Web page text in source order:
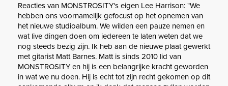
Reacties van MONSTROSITY's eigen Lee Harrison: "We
hebben ons voornamelijk gefocust op het opnemen van
het nieuwe studioalbum. We wilden een pauze nemen en
wat live dingen doen om iedereen te laten weten dat we
nog steeds bezig zijn. Ik heb aan de nieuwe plaat gewerkt
met gitarist Matt Barnes. Matt is sinds 2010 lid van
MONSTROSITY en hij is een belangrijke kracht geworden
in wat we nu doen. Hij is echt tot zijn recht gekomen op dit